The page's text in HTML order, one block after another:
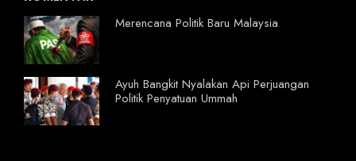
Merencana Politik Baru Malaysia
Ayuh Bangkit Nyalakan Api Perjuangan
Politik Penyatuan Ummah